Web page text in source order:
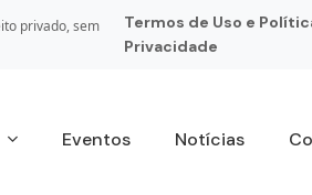
privado, sem
Termos de Uso e
Privacidade
Eventos Notícias